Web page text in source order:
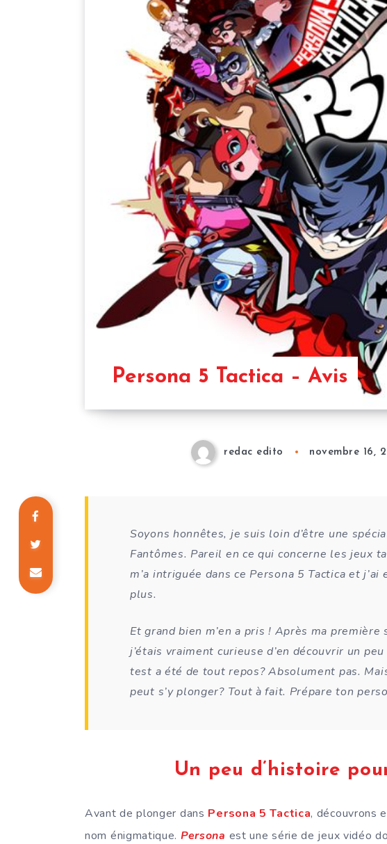
Persona 5 Tactica – Avis
redac edito novembre 16,
Soyons honnêtes, je suis loin d’être une
Fantômes. Pareil en ce qui concerne les jeux
m’a intriguée dans ce Persona 5 Tactica et j’ai
plus.
Et grand bien m’en a pris ! Après ma
j’étais vraiment curieuse d’en découvrir un
test a été de tout repos? Absolument pas.
peut s’y plonger? Tout à fait. Prépare ton
Un peu d’histoire
Avant de plonger dans Persona 5 Tactica, découvrons
nom énigmatique. Persona est une série de jeux vidéo